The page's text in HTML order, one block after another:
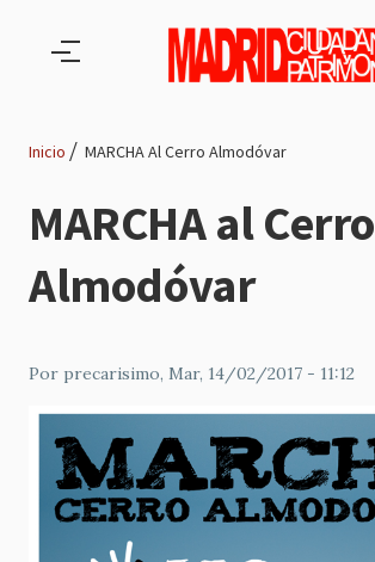
Ruta
de
navegación
Inicio MARCHA Al Cerro Almodóvar
MARCHA al Cerro
Almodóvar
Por precarisimo, Mar, 14/02/2017 - 11:12